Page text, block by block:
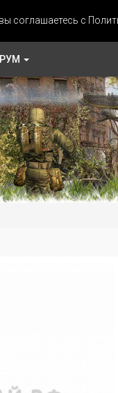
соглашаетесь с